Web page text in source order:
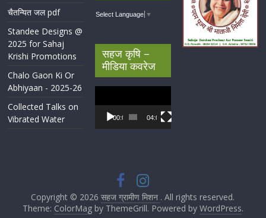
चैतन्यित जल pdf
Standee Designs @
2025 for Sahaj
Krishi Promotions
Chalo Gaon Ki Or
Abhiyaan - 2025-26
Collected Talks on
Vibrated Water
Select Language ▼
सहज कृषि –
मीडिया कवरेज
Player
00:00 04:07
Copyright © 2026सहज ग्रामीण मिशन . All rights reserved.
Theme: ColorMagby ThemeGrill. Powered by WordPress.